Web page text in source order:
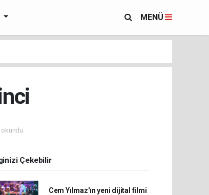
MENÜ
okundu.
Çekebilir
Cem Yılmaz'ın yeni dijital filmi